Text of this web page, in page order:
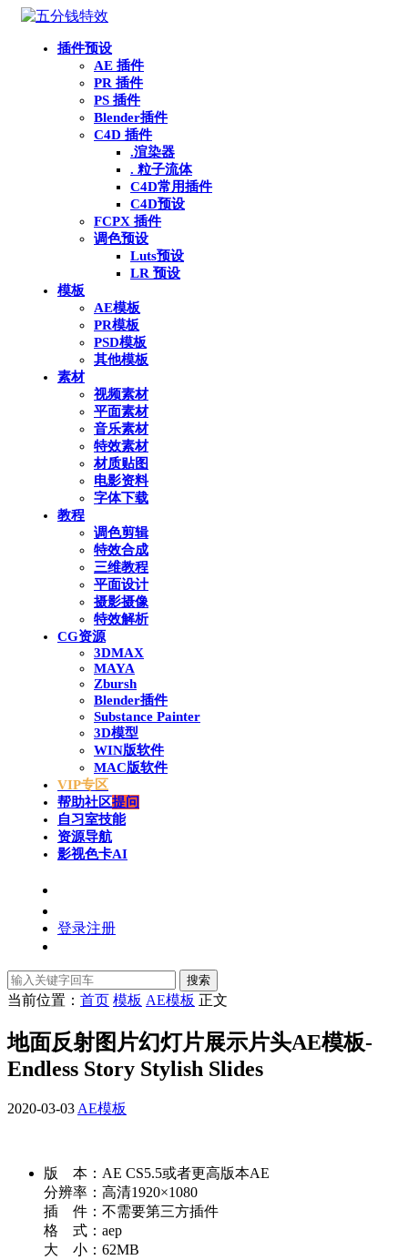
插件预设
AE 插件
PR 插件
PS 插件
Blender插件
C4D 插件
.渲染器
. 粒子流体
C4D常用插件
C4D预设
FCPX 插件
调色预设
Luts预设
LR 预设
模板
AE模板
PR模板
PSD模板
其他模板
素材
视频素材
平面素材
音乐素材
特效素材
材质贴图
电影资料
字体下载
教程
调色剪辑
特效合成
三维教程
平面设计
摄影摄像
特效解析
CG资源
3DMAX
MAYA
Zbursh
Blender插件
Substance Painter
3D模型
WIN版软件
MAC版软件
VIP专区
帮助社区提问
自习室技能
资源导航
影视色卡AI
登录注册
搜索
当前位置： 首页 模板 AE模板 正文
地面反射图片幻灯片展示片头AE模板-
Endless Story Stylish Slides
2020-03-03 AE模板
版 本：AE CS5.5或者更高版本AE
分辨率：高清1920×1080
插 件：不需要第三方插件
格 式：aep
大 小：62MB